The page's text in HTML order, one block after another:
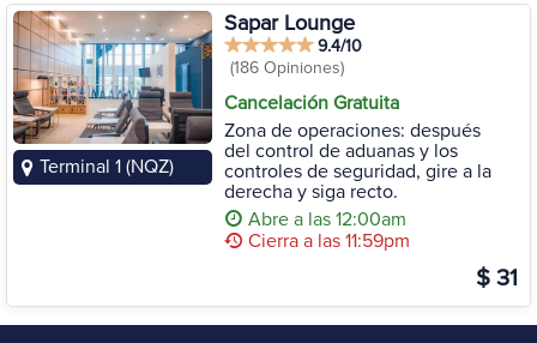
Terminal 1 (NQZ)
Sapar Lounge
9.4/10
(186 Opiniones)
Cancelación Gratuita
Zona de operaciones: después
del control de aduanas y los
controles de seguridad, gire a la
derecha y siga recto.
Abre a las 12:00am
Cierra a las 11:59pm
$ 31